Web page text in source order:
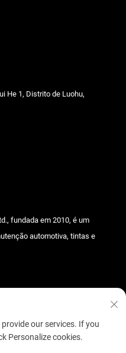
He 1, Distrito de Luohu,
fundada em 2010, é um
automotiva, tintas e
Fine Chemical Co., Ltd. Todos os
our services. If you
Personalize cookies.